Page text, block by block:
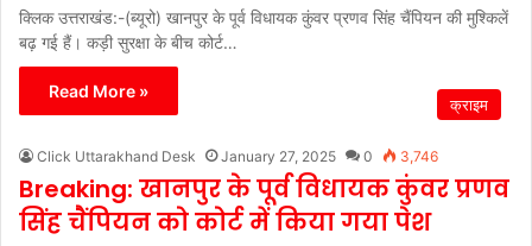
क्लिक उत्तराखंड:-(ब्यूरो) खानपुर के पूर्व विधायक कुंवर प्रणव सिंह चैंपियन की मुश्किलें
बढ़ गई हैं। कड़ी सुरक्षा के बीच कोर्ट…
Read More »
क्राइम
Click Uttarakhand Desk January 27, 2025 0 3,746
Breaking: खानपुर के पूर्व विधायक कुंवर प्रणव
सिंह चैंपियन को कोर्ट में किया गया पेश